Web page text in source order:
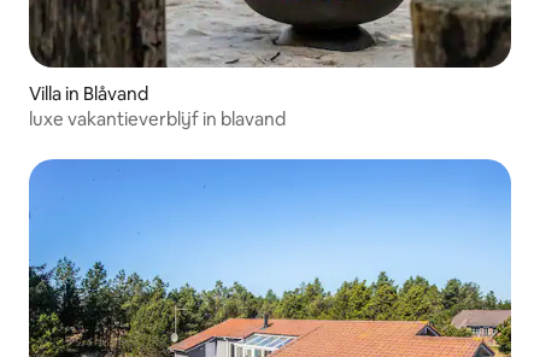
Villa in Blåvand
luxe vakantieverblijf in blavand